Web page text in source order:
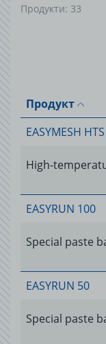
Продукти: 33
Продукт
EASYMESH HTS
High-
EASYRUN 100
Special paste
EASYRUN 50
Special paste